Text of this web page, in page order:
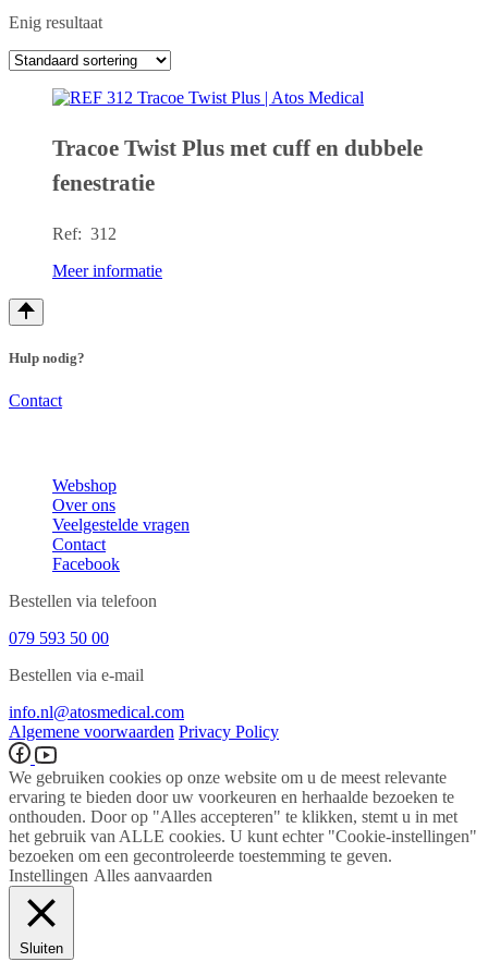
Enig resultaat
Tracoe Twist Plus met cuff en dubbele
fenestratie
Ref: 312
Meer informatie
Hulp nodig?
Contact
Webshop
Over ons
Veelgestelde vragen
Contact
Facebook
Bestellen via telefoon
079 593 50 00
Bestellen via e-mail
info.nl@atosmedical.com
Algemene voorwaarden Privacy Policy
We gebruiken cookies op onze website om u de meest relevante
ervaring te bieden door uw voorkeuren en herhaalde bezoeken te
onthouden. Door op "Alles accepteren" te klikken, stemt u in met
het gebruik van ALLE cookies. U kunt echter "Cookie-instellingen"
bezoeken om een ​​gecontroleerde toestemming te geven.
Instellingen Alles aanvaarden
Sluiten